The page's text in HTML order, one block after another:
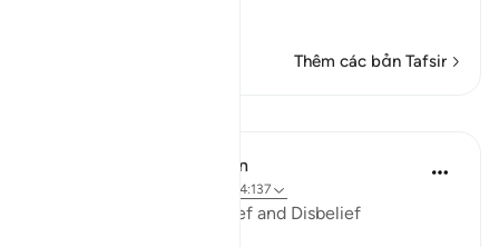
Thêm các bản Tafsir
In the Shade of the Quran
ayah 4:137
Vacillation Between Belief and Disbelief